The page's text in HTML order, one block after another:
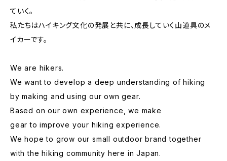
ていく。
私たちはハイキング文化の発展と共に、成長していく山道具のメ
イカーです。
We are hikers.
We want to develop a deep understanding of hiking
by making and using our own gear.
Based on our own experience, we make
gear to improve your hiking experience.
We hope to grow our small outdoor brand together
with the hiking community here in Japan.